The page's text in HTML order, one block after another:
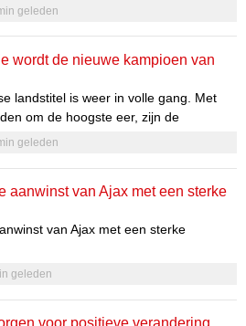
de effectiviteit voor het doel. Het wordt
niet alleen moet focussen op het
voor te blijven en de doelstellingen
geleden
wordt de nieuwe kampioen van
landstitel is weer in volle gang. Met
om de hoogste eer, zijn de
groot belang. Dit seizoen belooft
maar ook vol onverwachte
geleden
aanwinst van Ajax met een sterke
van Ajax met een sterke
bij Ajax
geleden
voor positieve verandering